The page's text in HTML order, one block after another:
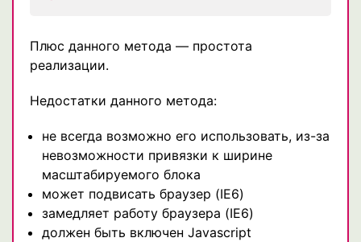
Плюс данного метода — простота
реализации.
Недостатки данного метода:
не всегда возможно его использовать, из-за
невозможности привязки к ширине
масштабируемого блока
может подвисать браузер (IE6)
замедляет работу браузера (IE6)
должен быть включен Javascript